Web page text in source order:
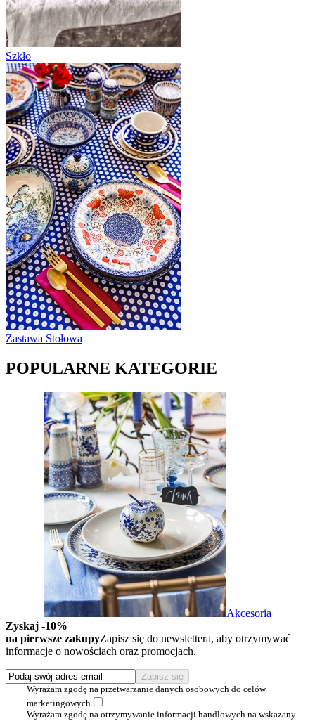
Szkło
Zastawa Stołowa
POPULARNE KATEGORIE
Akcesoria
Zyskaj -10%
na pierwsze zakupyZapisz się do newslettera, aby otrzymywać
informacje o nowościach oraz promocjach.
Wyrażam zgodę na przetwarzanie danych osobowych do celów
marketingowych
Wyrażam zgodę na otrzymywanie informacji handlowych na wskazany